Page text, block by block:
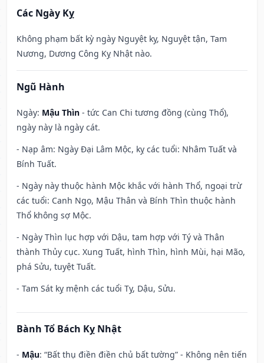
Các Ngày Kỵ
Không phạm bất kỳ ngày Nguyệt kỵ, Nguyệt tận, Tam
Nương, Dương Công Kỵ Nhật nào.
Ngũ Hành
Ngày: Mậu Thìn - tức Can Chi tương đồng (cùng Thổ),
ngày này là ngày cát.
- Nạp âm: Ngày Đại Lâm Mộc, kỵ các tuổi: Nhâm Tuất và
Bính Tuất.
- Ngày này thuộc hành Mộc khắc với hành Thổ, ngoại trừ
các tuổi: Canh Ngọ, Mậu Thân và Bính Thìn thuộc hành
Thổ không sợ Mộc.
- Ngày Thìn lục hợp với Dậu, tam hợp với Tý và Thân
thành Thủy cục. Xung Tuất, hình Thìn, hình Mùi, hại Mão,
phá Sửu, tuyệt Tuất.
- Tam Sát kỵ mệnh các tuổi Tỵ, Dậu, Sửu.
Bành Tổ Bách Kỵ Nhật
- Mậu: “Bất thụ điền điền chủ bất tường” - Không nên tiến